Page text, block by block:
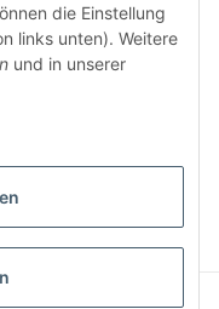
die Einstellung
links unten). Weitere
und in unserer